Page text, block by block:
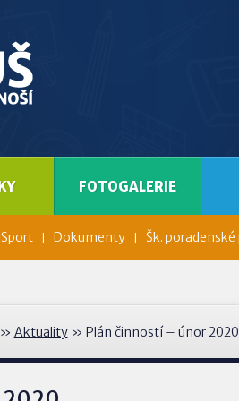
Sport Dokumenty Šk.
FOTOGALERIE
Aktuality» Plán činností – únor 2020